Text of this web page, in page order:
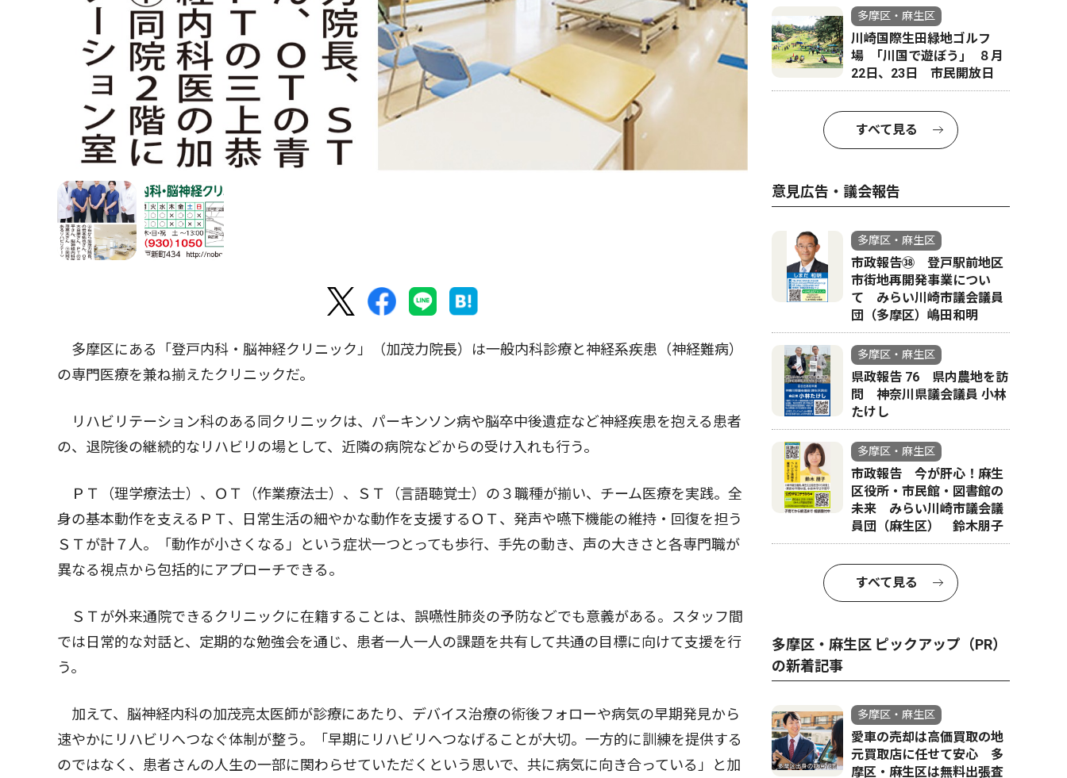
多摩区にある「登戸内科・脳神経クリニック」（加茂力院長）は一般内科診療と神経系疾患（神経難病）
の専門医療を兼ね揃えたクリニックだ。
リハビリテーション科のある同クリニックは、パーキンソン病や脳卒中後遺症など神経疾患を抱える患者
の、退院後の継続的なリハビリの場として、近隣の病院などからの受け入れも行う。
ＰＴ（理学療法士）、ＯＴ（作業療法士）、ＳＴ（言語聴覚士）の３職種が揃い、チーム医療を実践。全
身の基本動作を支えるＰＴ、日常生活の細やかな動作を支援するＯＴ、発声や嚥下機能の維持・回復を担う
ＳＴが計７人。「動作が小さくなる」という症状一つとっても歩行、手先の動き、声の大きさと各専門職が
異なる視点から包括的にアプローチできる。
ＳＴが外来通院できるクリニックに在籍することは、誤嚥性肺炎の予防などでも意義がある。スタッフ間
では日常的な対話と、定期的な勉強会を通じ、患者一人一人の課題を共有して共通の目標に向けて支援を行
う。
加えて、脳神経内科の加茂亮太医師が診療にあたり、デバイス治療の術後フォローや病気の早期発見から
速やかにリハビリへつなぐ体制が整う。「早期にリハビリへつなげることが大切。一方的に訓練を提供する
のではなく、患者さんの人生の一部に関わらせていただくという思いで、共に病気に向き合っている」と加
多摩区・麻生区
川崎国際生田緑地ゴルフ
場 ｢川国で遊ぼう｣ ８月
22日、23日 市民開放日
すべて見る
意見広告・議会報告
多摩区・麻生区
市政報告㊳ 登戸駅前地区
市街地再開発事業につい
て みらい川崎市議会議員
団（多摩区）嶋田和明
多摩区・麻生区
県政報告 76 県内農地を訪
問 神奈川県議会議員 小林
たけし
多摩区・麻生区
市政報告 今が肝心！麻生
区役所・市民館・図書館の
未来 みらい川崎市議会議
員団（麻生区） 鈴木朋子
すべて見る
多摩区・麻生区 ピックアップ（PR）
の新着記事
多摩区・麻生区
愛車の売却は高価買取の地
元買取店に任せて安心 多
摩区・麻生区は無料出張査